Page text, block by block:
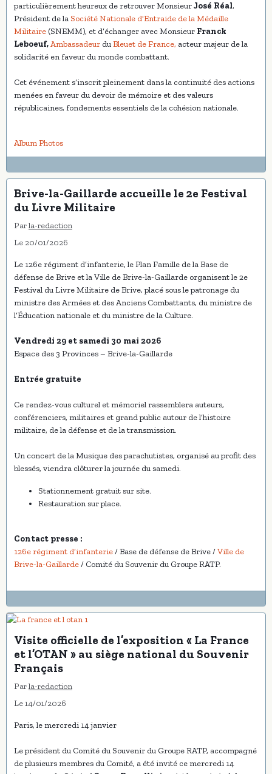
particulièrement heureux de retrouver MonsieurJosé Réal,
Président de la Société Nationale d'Entraide de la Médaille
Militaire (SNEMM), et d’échanger avec Monsieur Franck
Leboeuf,Ambassadeur duBleuet de France, acteur majeur de la
solidarité en faveur du monde combattant.
Cet événement s’inscrit pleinement dans la continuité des actions
menées en faveur du devoir de mémoire et des valeurs
républicaines, fondements essentiels de la cohésion nationale.
Album Photos
Brive-la-Gaillarde accueille le 2e Festival
du Livre Militaire
Parla-redaction
Le 20/01/2026
Le 126e régiment d’infanterie, le Plan Famille de la Base de
défense de Brive et la Ville de Brive-la-Gaillarde organisent le 2e
Festival du Livre Militaire de Brive, placé sous le patronage du
ministre des Armées et des Anciens Combattants, du ministre de
l’Éducation nationale et du ministre de la Culture.
Vendredi 29 et samedi 30 mai 2026
Espace des 3 Provinces – Brive-la-Gaillarde
Entrée gratuite
Ce rendez-vous culturel et mémoriel rassemblera auteurs,
conférenciers, militaires et grand public autour de l’histoire
militaire, de la défense et de la transmission.
Un concert de la Musique des parachutistes, organisé au profit des
blessés, viendra clôturer la journée du samedi.
Stationnement gratuit sur site.
Restauration sur place.
Contact presse :
126e régiment d’infanterie/ Base de défense de Brive /Ville de
Brive-la-Gaillarde/ Comité du Souvenir du Groupe RATP.
Visite officielle de l’exposition « La France
et l’OTAN » au siège national du Souvenir
Français
Parla-redaction
Le 14/01/2026
Paris, le mercredi 14 janvier
Le président du Comité du Souvenir du Groupe RATP, accompagné
de plusieurs membres du Comité, a été invité ce mercredi 14